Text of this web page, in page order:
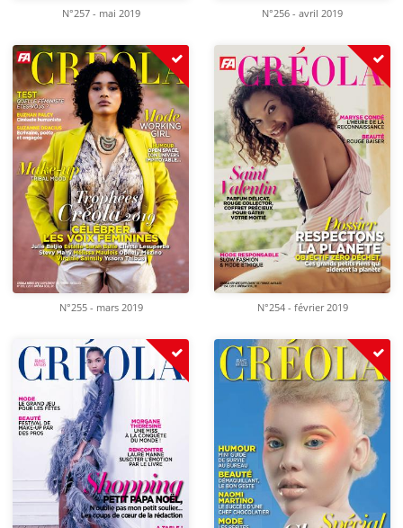
N°257 - mai 2019 N°256 - avril 2019
N°255 - mars 2019 N°254 - février 2019